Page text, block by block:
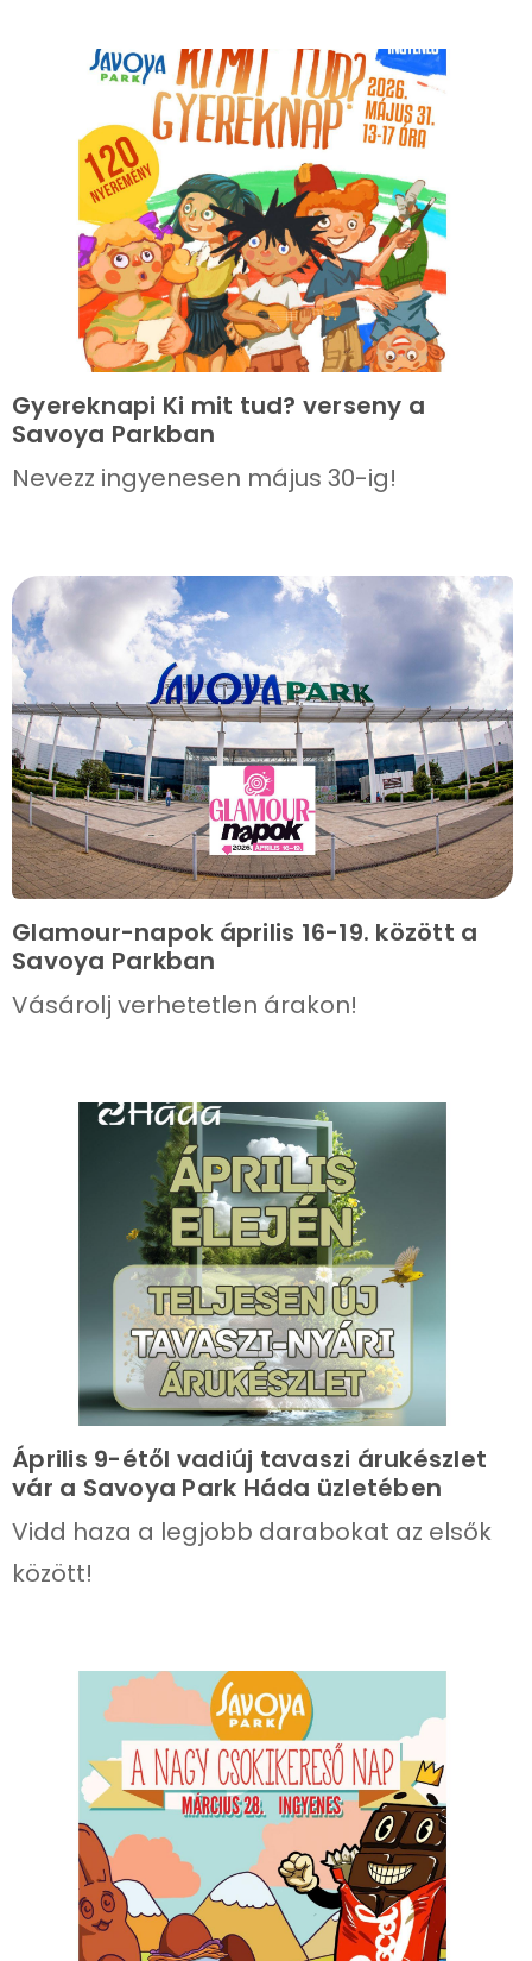
Gyereknapi Ki mit tud? verseny a
Savoya Parkban
Nevezz ingyenesen május 30-ig!
Glamour-napok április 16-19. között a
Savoya Parkban
Vásárolj verhetetlen árakon!
Április 9-étől vadiúj tavaszi árukészlet
vár a Savoya Park Háda üzletében
Vidd haza a legjobb darabokat az elsők
között!